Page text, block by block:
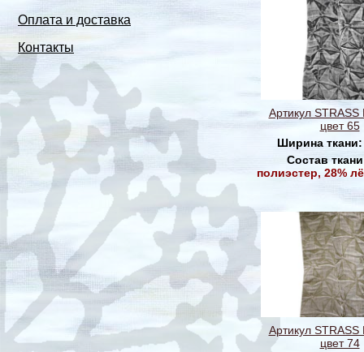
Оплата и доставка
Контакты
Артикул STRASS
цвет 65
Ширина
Состав
полиэстер, 28%
Артикул STRASS
цвет 74